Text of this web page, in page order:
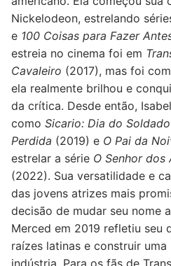
Nickelodeon, estrelando
e 100 Coisas para Fazer
estreia no cinema foi em
Cavaleiro (2017), mas foi com
ela realmente brilhou e
da crítica. Desde então,
como Sicario: Dia do Soldado
Perdida (2019) e O Pai da
estrelar a série O Senhor dos
(2022). Sua versatilidade e
das jovens atrizes mais
decisão de mudar seu nome
Merced em 2019 refletiu seu
raízes latinas e construir
indústria. Para os fãs de